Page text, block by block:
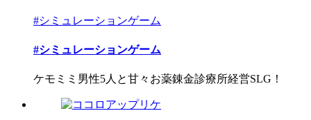
#シミュレーションゲーム
#シミュレーションゲーム
ケモミミ男性5人と甘々お薬錬金診療所経営SLG！